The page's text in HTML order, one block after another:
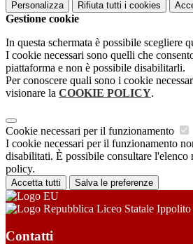
Personalizza Rifiuta tutti i cookies
Gestione cookie
In questa schermata è possibile scegliere
I cookie necessari sono quelli che
piattaforma e non è possibile disabilitarli.
Per conoscere quali sono i cookie
visionare la COOKIE POLICY.
Cookie necessari per il funzionamento
I cookie necessari per il funzionamento
disabilitati. È possibile consultare l'elenco
policy.
Accetta tutti Salva le preferenze
Liceo Statale
Contatti